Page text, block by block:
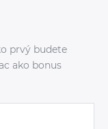
prvý budete
ako bonus